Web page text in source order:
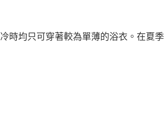
時均只可穿著較為單薄的浴衣。在夏季